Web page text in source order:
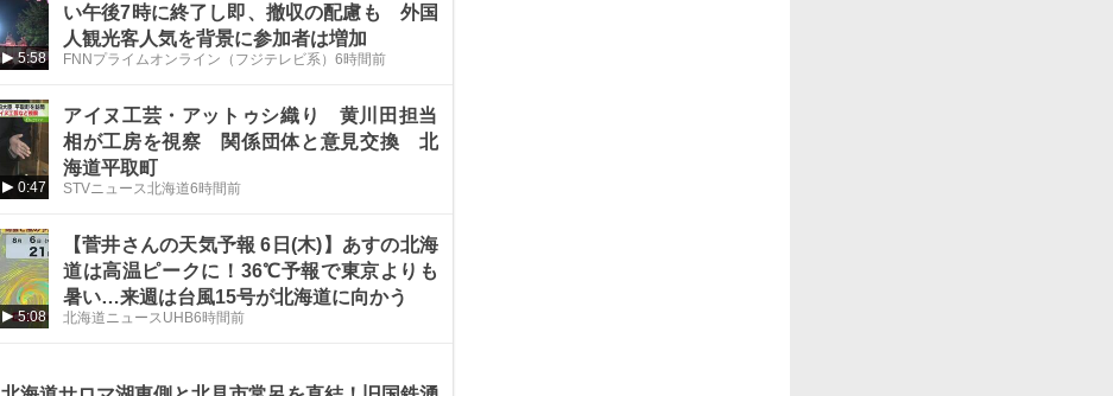
5:58
い午後7時に終了し即、撤収の配慮も 外国
人観光客人気を背景に参加者は増加
FNNプライムオンライン（フジテレビ系） 6時間前
0:47
アイヌ工芸・アットゥシ織り 黄川田担当
相が工房を視察 関係団体と意見交換 北
海道平取町
STVニュース北海道6時間前
5:08
【菅井さんの天気予報 6日(木)】あすの北海
道は高温ピークに！36℃予報で東京よりも
暑い…来週は台風15号が北海道に向かう
北海道ニュースUHB6時間前